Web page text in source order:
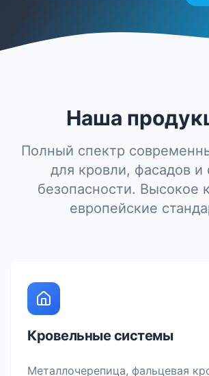
Наша
Полный спектр
для кровли, фасадов и
безопасности. Высокое
европейские
Кровельные системы
Металлочерепица, фальцевая